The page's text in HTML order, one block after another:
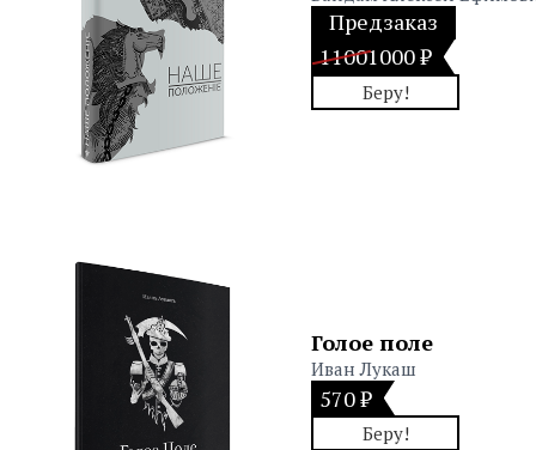
Предзаказ
11001000 ₽
Беру!
Голое поле
Иван Лукаш
570 ₽
Беру!